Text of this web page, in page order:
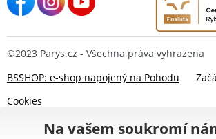
©2023 Parys.cz - Všechna práva vyhrazena
BSSHOP: e-shop napojený na Pohodu
Cookies
Na vašem soukromí